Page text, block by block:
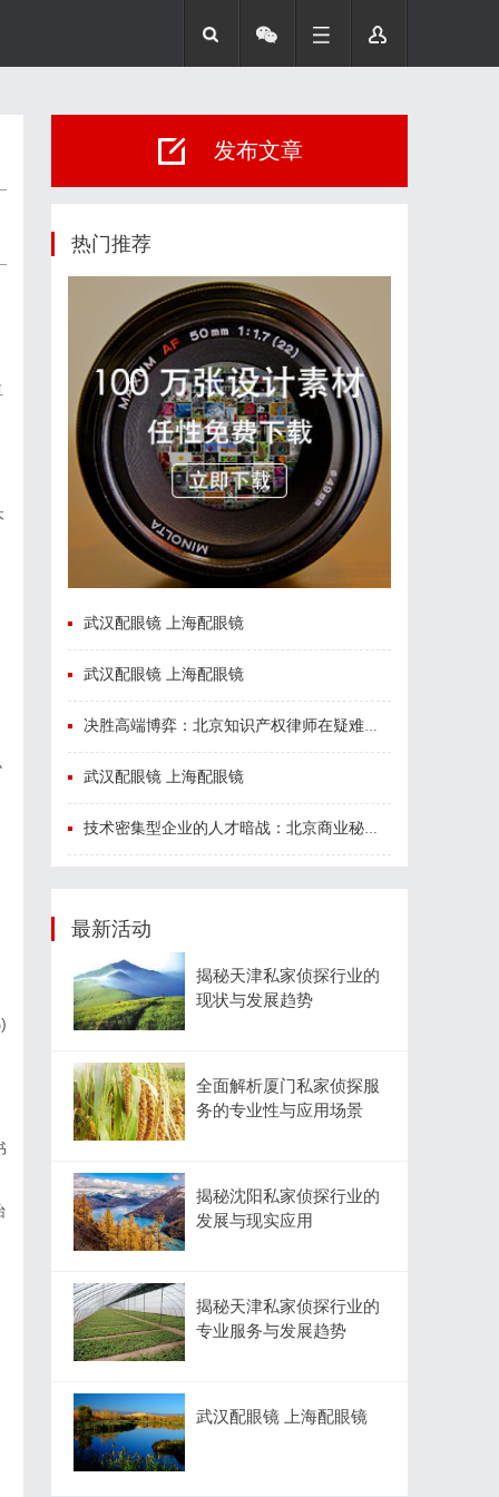
发布文章
热门推荐
武汉配眼镜 上海配眼镜
武汉配眼镜 上海配眼镜
决胜高端博弈：北京知识产权律师在疑难复杂案件中的破局之道
武汉配眼镜 上海配眼镜
技术密集型企业的人才暗战：北京商业秘密律师如何守住“人带技术走”的底线
最新活动
揭秘天津私家侦探行业的
现状与发展趋势
全面解析厦门私家侦探服
务的专业性与应用场景
揭秘沈阳私家侦探行业的
发展与现实应用
揭秘天津私家侦探行业的
专业服务与发展趋势
武汉配眼镜 上海配眼镜